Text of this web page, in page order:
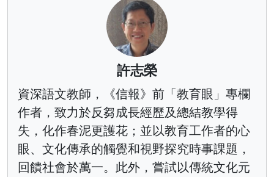
許志榮
資深語文教師，《信報》前「教育眼」專欄
作者，致力於反芻成長經歷及總結教學得
失，化作春泥更護花；並以教育工作者的心
眼、文化傳承的觸覺和視野探究時事課題，
回饋社會於萬一。此外，嘗試以傳統文化元